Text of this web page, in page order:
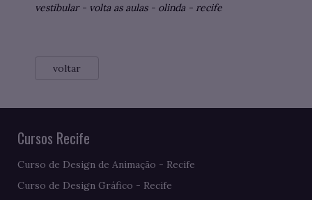
vestibular- volta as aulas- olinda - recife
voltar
Cursos Recife
Curso de Design de Animação - Recife
Curso de Design Gráfico - Recife